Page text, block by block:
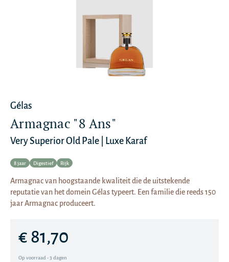
Gélas
Armagnac "8 Ans"
Very Superior Old Pale | Luxe Karaf
8 jaar Digestief Rijk
Armagnac van hoogstaande kwaliteit die de uitstekende
reputatie van het domein Gélas typeert. Een familie die reeds 150
jaar Armagnac produceert.
€ 81,70
Op voorraad - 3 dagen